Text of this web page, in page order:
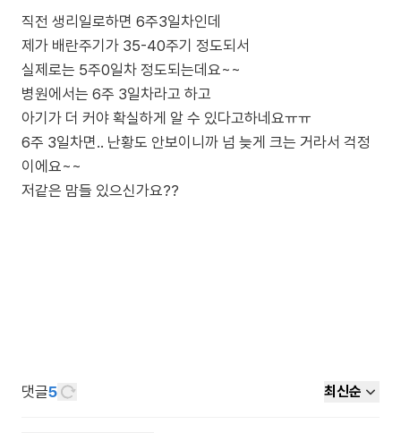
직전 생리일로하면 6주3일차인데
제가 배란주기가 35-40주기 정도되서
실제로는 5주0일차 정도되는데요~~
병원에서는 6주 3일차라고 하고
아기가 더 커야 확실하게 알 수 있다고하네요ㅠㅠ
6주 3일차면.. 난황도 안보이니까 넘 늦게 크는 거라서 걱정
이에요~~
저같은 맘들 있으신가요??
댓글5 최신순